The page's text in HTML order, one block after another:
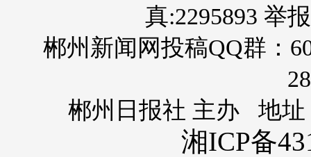
真:2295893 举
郴州新闻网投稿QQ群：
郴州日报社 主办 地址
湘ICP备